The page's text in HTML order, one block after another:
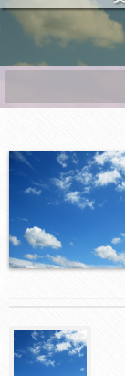
日時:
2024年5月25
場所:
あしかがフラワー
navigation